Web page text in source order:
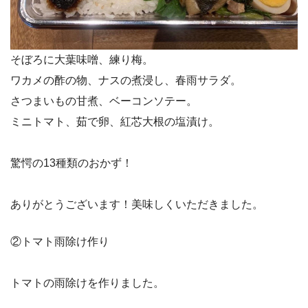
そぼろに大葉味噌、練り梅。
ワカメの酢の物、ナスの煮浸し、春雨サラダ。
さつまいもの甘煮、ベーコンソテー。
ミニトマト、茹で卵、紅芯大根の塩漬け。
驚愕の13種類のおかず！
ありがとうございます！美味しくいただきました。
②トマト雨除け作り
トマトの雨除けを作りました。